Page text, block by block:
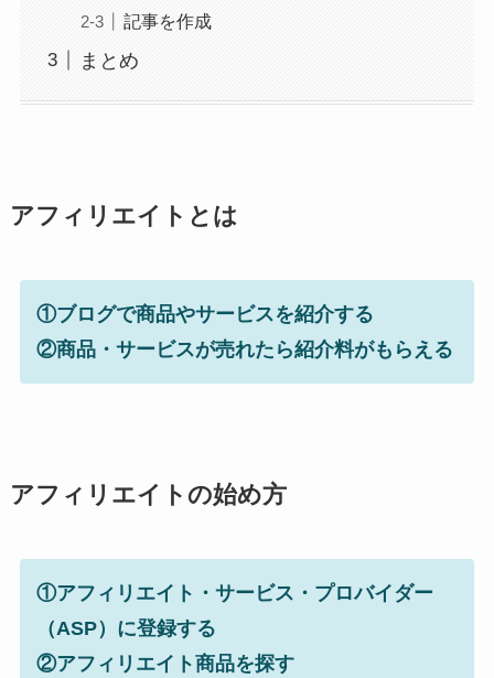
記事を作成
まとめ
アフィリエイトとは
①ブログで商品やサービスを紹介する
②商品・サービスが売れたら紹介料がもらえる
アフィリエイトの始め方
①アフィリエイト・サービス・プロバイダー
（ASP）に登録する
②アフィリエイト商品を探す